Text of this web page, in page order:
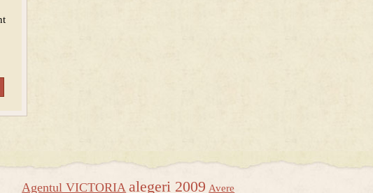
Agentul VICTORIA alegeri 2009 Avere